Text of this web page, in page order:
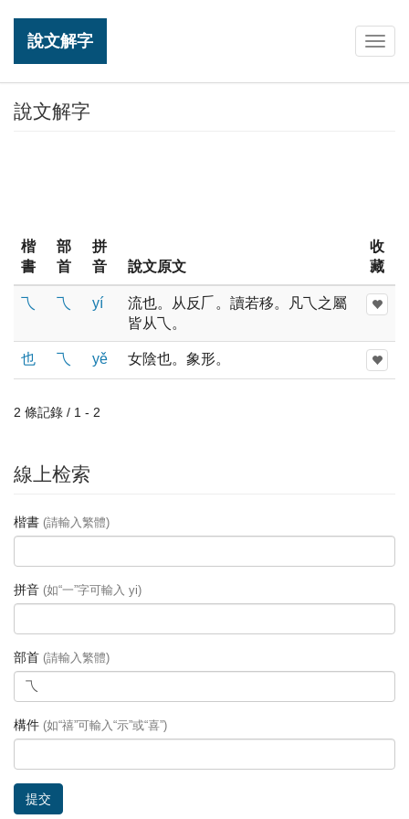
說文解字
說文解字
楷
書
部
首
拼
音
說文原文
收
藏
乁 乁 yí
流也。从反𠂆。讀若移。凡乁之屬
皆从乁。
也 乁 yě 女陰也。象形。
2 條記錄 / 1 - 2
線上检索
楷書 (請輸入繁體)
拼音 (如“一”字可輸入 yi)
部首 (請輸入繁體)
構件 (如“禧”可輸入“示”或“喜”)
提交